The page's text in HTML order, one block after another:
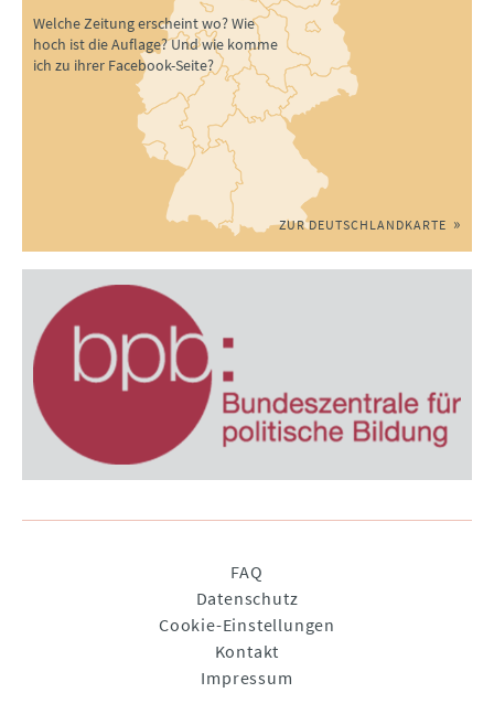
Welche Zeitung erscheint wo? Wie
hoch ist die Auflage? Und wie komme
ich zu ihrer Facebook-Seite?
ZUR DEUTSCHLANDKARTE
FAQ
Datenschutz
Cookie-Einstellungen
Kontakt
Impressum